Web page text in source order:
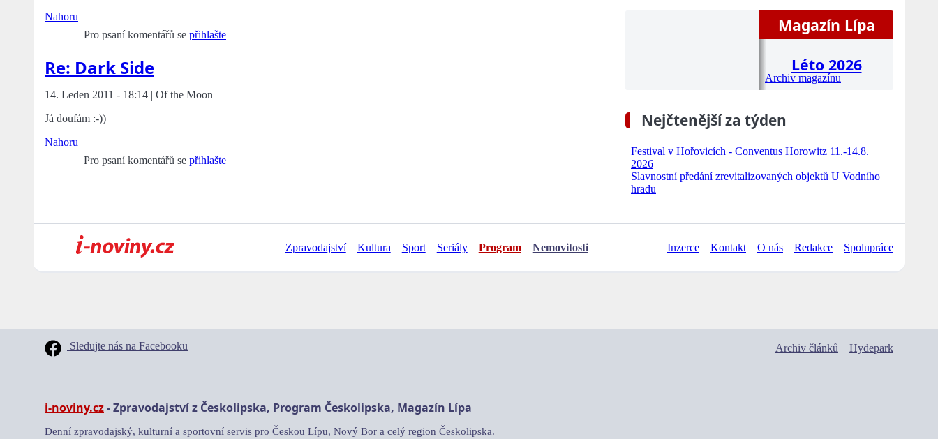
Nahoru
Pro psaní komentářů se přihlašte
Re: Dark Side
14. Leden 2011 - 18:14 | Of the Moon
Já doufám :-))
Nahoru
Pro psaní komentářů se přihlašte
Magazín Lípa
Léto 2026
Archiv magazínu
Nejčtenější za týden
Festival v Hořovicích - Conventus Horowitz 11.-14.8.
2026
Slavnostní předání zrevitalizovaných objektů U Vodního
hradu
Zpravodajství Kultura Sport Seriály Program Nemovitosti Inzerce Kontakt O nás Redakce Spolupráce
Sledujte nás na Facebooku Archiv článků Hydepark
i-noviny.cz- Zpravodajství z Českolipska, Program Českolipska, Magazín Lípa
Denní zpravodajský, kulturní a sportovní servis pro Českou Lípu, Nový Bor a celý region Českolipska.